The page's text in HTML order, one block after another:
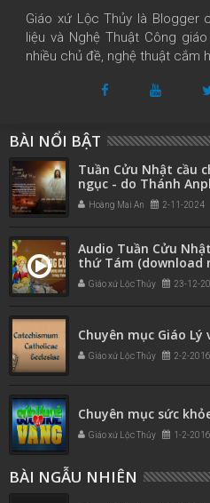
Giáo xứ Lộc Thủy là Blogger
liệu và Nghệ Thuật Công
nhiều chủ đề, nghệ thuật cắm
BÀI NỔI BẬT
Tuần Cửu Nhật cầu
ngục - do Thánh
Hoàng Mai An 2-11-2024
Audio Tuần Cửu
thứ Tám (download
Giáo xứ Lộc Thủy 23-12-
Chuyên mục Giáo Lý
Giáo xứ Lộc Thủy 2-2-2016
Chuyên mục sức
Giáo xứ Lộc Thủy 1-2-2016
BÀI NGẪU NHIÊN